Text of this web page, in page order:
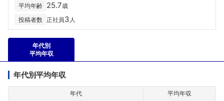
平均年齢 25.7歳
投稿者数 正社員3 人
年代別
平均年収
年代別平均年収
年代
平均年収